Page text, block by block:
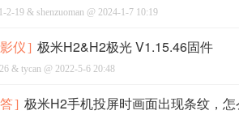
2-19 & shenzuoman @ 2024-1-7 10:19
仪] 极米H2&H2极光 V1.15.46固件
& tycan @ 2022-5-6 20:48
] 极米H2手机投屏时画面出现条纹，